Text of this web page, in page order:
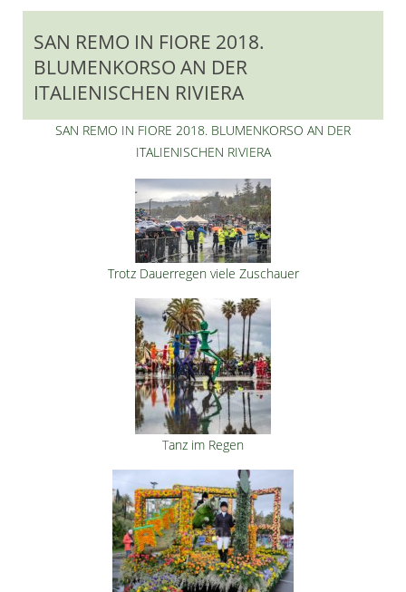
SAN REMO IN FIORE 2018.
BLUMENKORSO AN DER
ITALIENISCHEN RIVIERA
SAN REMO IN FIORE 2018. BLUMENKORSO AN DER
ITALIENISCHEN RIVIERA
Trotz Dauerregen viele Zuschauer
Tanz im Regen